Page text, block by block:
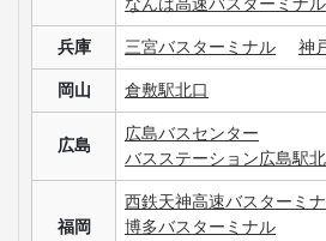
なんば高速バスターミナル
兵庫 三宮バスターミナル 神
岡山 倉敷駅北口
広島
広島バスセンター
バスステーション広島駅北
福岡
西鉄天神高速バスターミ
博多バスターミナル